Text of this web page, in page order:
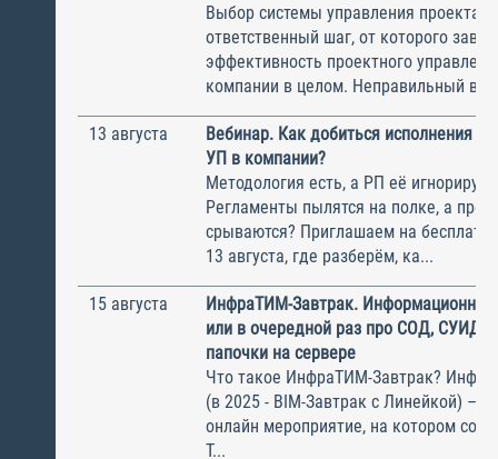
Выбор системы управления
ответственный шаг, от которого
эффективность проектного
компании в целом. Неправильный
13 августа
Вебинар. Как добиться исполнения
УП в компании?
Методология есть, а РП её
Регламенты пылятся на полке, а
срываются? Приглашаем на
13 августа, где разберём, ка...
15 августа
ИнфраТИМ-Завтрак.
или в очередной раз про СОД, СУИД и
папочки на сервере
Что такое ИнфраТИМ-Завтрак?
(в 2025 - BIM-Завтрак с Линейкой) –
онлайн мероприятие, на котором
Т...